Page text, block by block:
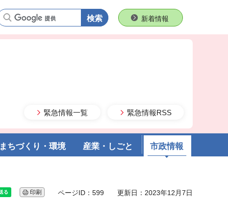
緊急情報一覧 緊急情報RSS
語句で検索新着情報
まちづくり・環境 産業・しごと 市政情報
印刷 ページID：599 更新日：2023年12月7日